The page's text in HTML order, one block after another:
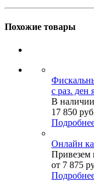
Похожие товары
с раз. ден
В наличии
17 850
Онлайн
Привезем
от 7 875